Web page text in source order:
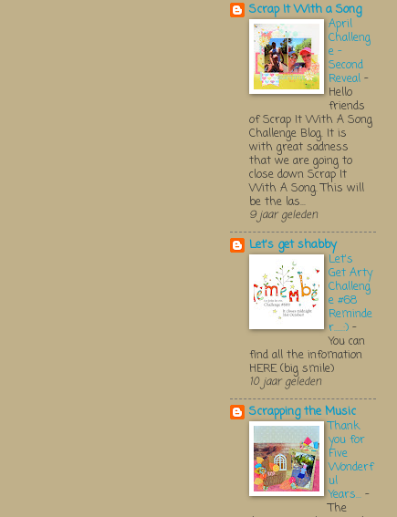
Scrap It With a Song
April
Challeng
e -
Second
Reveal -
Hello
friends
of Scrap It With A Song
Challenge Blog. It is
with great sadness
that we are going to
close down Scrap It
With A Song. This will
be the las...
9 jaar geleden
Let's get shabby
Let's
Get Arty
Challeng
e #68
Reminde
r.....:) -
You can
find all the infomation
HERE (big smile)
10 jaar geleden
Scrapping the Music
Thank
you for
Five
Wonderf
ul
Years... -
The